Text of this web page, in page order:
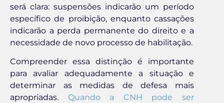
será clara: suspensões indicarão um período
específico de proibição, enquanto cassações
indicarão a perda permanente do direito e a
necessidade de novo processo de habilitação.
Compreender essa distinção é importante
para avaliar adequadamente a situação e
determinar as medidas de defesa mais
apropriadas. Quando a CNH pode ser